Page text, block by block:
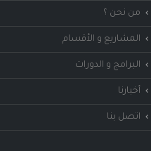
من نحن ؟
المشاريع و الأقسام
البرامج و الدورات
أخبارنا
اتصل بنا